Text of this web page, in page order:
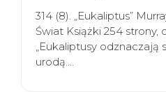
314 (8). „Eukaliptus”
Świat Książki 254 strony,
„Eukaliptusy odznaczają
urodą.…